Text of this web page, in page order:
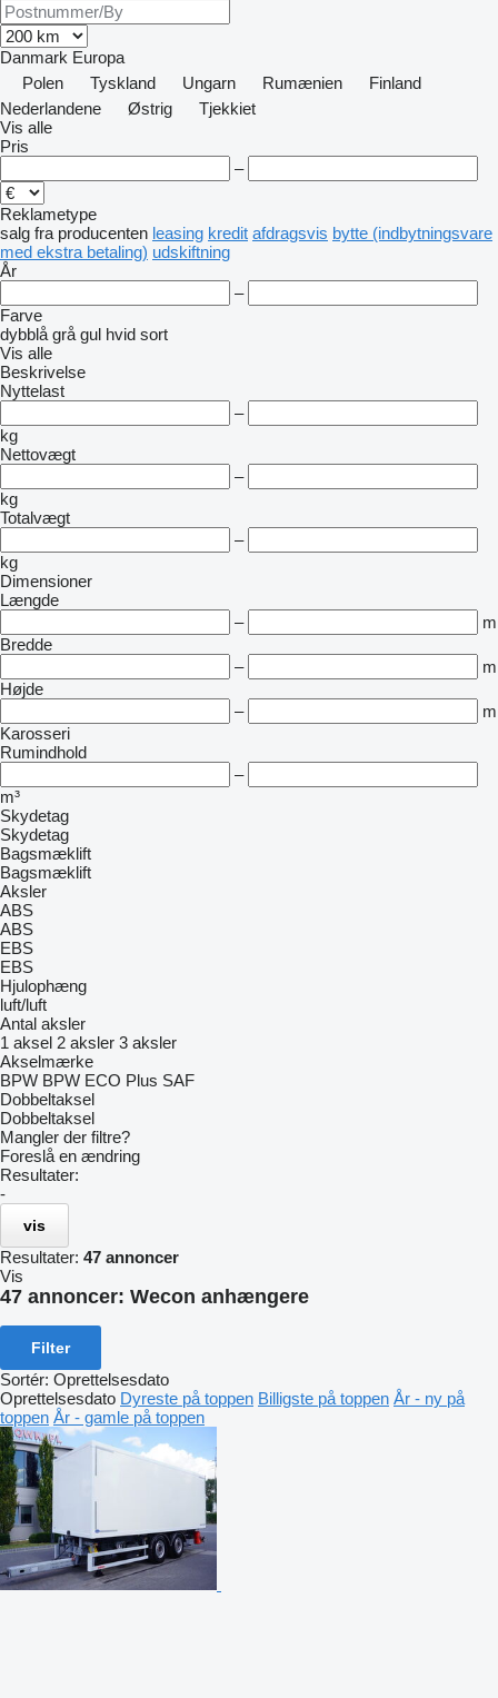
Danmark Europa
Polen
Tyskland Ungarn Rumænien
Finland
Nederlandene
Østrig
Tjekkiet
Vis alle
Pris
–
Reklametype
salg fra producenten leasing kredit afdragsvis bytte (indbytningsvare
med ekstra betaling) udskiftning
År
–
Farve
dybblå grå gul hvid sort
Vis alle
Beskrivelse
Nyttelast
–
kg
Nettovægt
–
kg
Totalvægt
–
kg
Dimensioner
Længde
–
m
Bredde
–
m
Højde
–
m
Karosseri
Rumindhold
–
m³
Skydetag
Skydetag
Bagsmæklift
Bagsmæklift
Aksler
ABS
ABS
EBS
EBS
Hjulophæng
luft/luft
Antal aksler
1 aksel 2 aksler 3 aksler
Akselmærke
BPW BPW ECO Plus SAF
Dobbeltaksel
Dobbeltaksel
Mangler der filtre?
Foreslå en ændring
Resultater:
-
vis
Resultater: 47 annoncer
Vis
47 annoncer: Wecon anhængere
Filter
Sortér: Oprettelsesdato
Oprettelsesdato Dyreste på toppen Billigste på toppen År - ny på
toppen År - gamle på toppen